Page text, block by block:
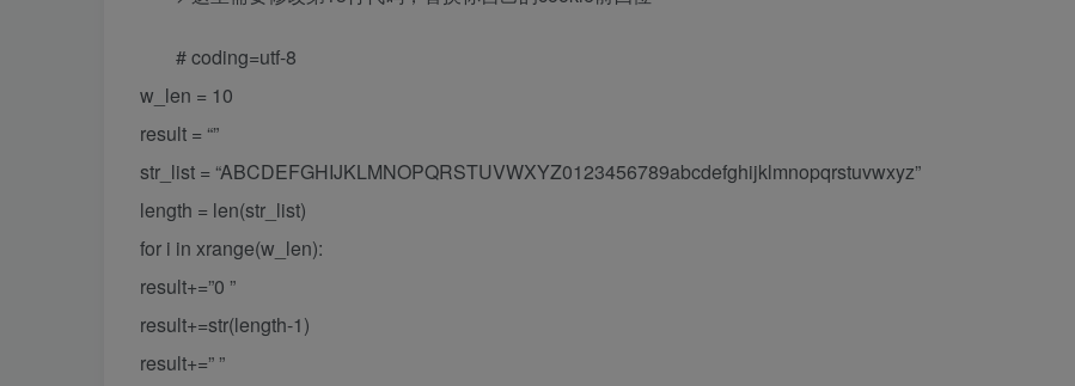
# coding=utf-8
w_len = 10
result = “”
str_list = “ABCDEFGHIJKLMNOPQRSTUVWXYZ0123456789abcdefghijklmnopqrstuvwxyz”
length = len(str_list)
for i in xrange(w_len):
result+=”0 ”
result+=str(length-1)
result+=” ”